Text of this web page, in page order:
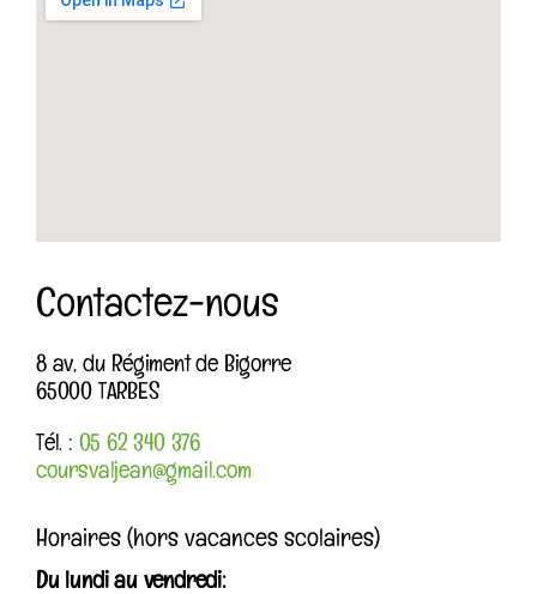
Contactez-nous
8 av, du Régiment de Bigorre
65000 TARBES
Tél. : 05 62 340 376
coursvaljean@gmail.com
Horaires (hors vacances scolaires)
Du lundi au vendredi: